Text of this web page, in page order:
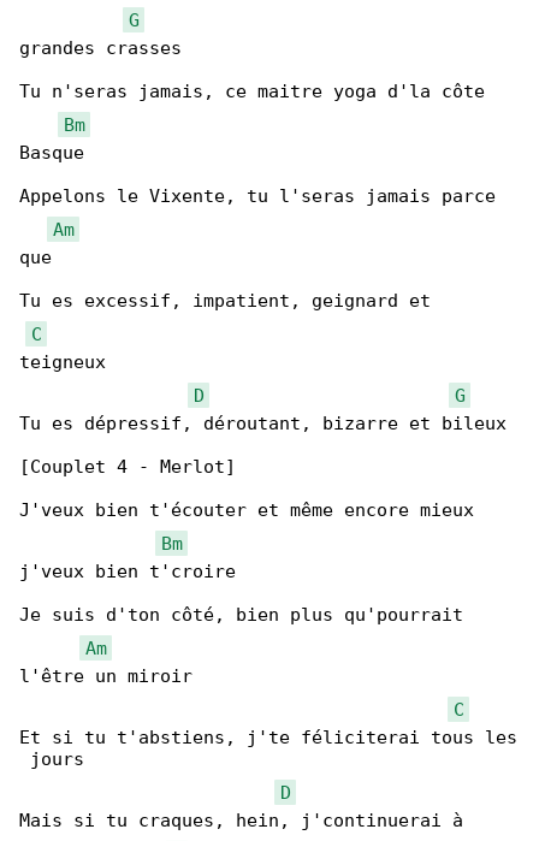
G
grandes crasses
Tu n'seras jamais, ce maitre yoga d'la côte
Bm
Basque
Appelons le Vixente, tu l'seras jamais parce
Am
que
Tu es excessif, impatient, geignard et
C
teigneux
D
G
Tu es dépressif, déroutant, bizarre et bileux
[Couplet 4 - Merlot]
J'veux bien t'écouter et même encore mieux
Bm
j'veux bien t'croire
Je suis d'ton côté, bien plus qu'pourrait
Am
l'être un miroir
C
Et si tu t'abstiens, j'te féliciterai tous les
jours
D
Mais si tu craques, hein, j'continuerai à